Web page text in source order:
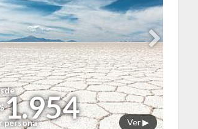
Ver ▶
1.954
persona